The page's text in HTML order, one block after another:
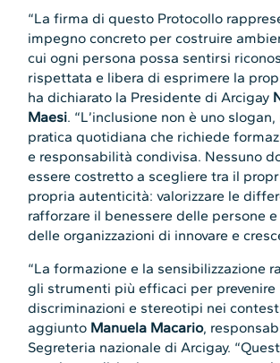
“La firma di questo Protocollo
impegno concreto per costruire
cui ogni persona possa sentirsi
rispettata e libera di esprimere la
ha dichiarato la Presidente di Arcigay
Maesi. “L’inclusione non è uno slogan,
pratica quotidiana che richiede
e responsabilità condivisa. Nessuno
essere costretto a scegliere tra il
propria autenticità: valorizzare le
rafforzare il benessere delle persone
delle organizzazioni di innovare e
“La formazione e la sensibilizzazione
gli strumenti più efficaci per prevenire
discriminazioni e stereotipi nei
aggiunto Manuela Macario,
Segreteria nazionale di Arcigay.